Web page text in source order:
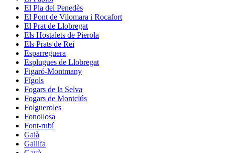
El Pla del Penedès
El Pont de Vilomara i Rocafort
El Prat de Llobregat
Els Hostalets de Pierola
Els Prats de Rei
Esparreguera
Esplugues de Llobregat
Figaró-Montmany
Fígols
Fogars de la Selva
Fogars de Montclús
Folgueroles
Fonollosa
Font-rubí
Gaià
Gallifa